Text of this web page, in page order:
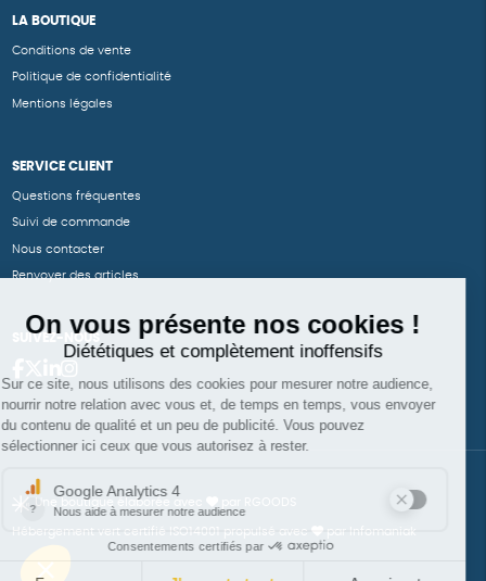
LA BOUTIQUE
Conditions de vente
Politique de confidentialité
Mentions légales
SERVICE CLIENT
Questions fréquentes
Suivi de commande
Nous contacter
Renvoyer des articles
SUIVEZ-NOUS
Une boutique élaborée avec
Hébergement vert certifié ISO14001 propulsé avec par Infomaniak